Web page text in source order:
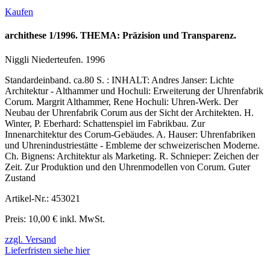
Kaufen
archithese 1/1996. THEMA: Präzision und Transparenz.
Niggli Niederteufen. 1996
Standardeinband. ca.80 S. : INHALT: Andres Janser: Lichte
Architektur - Althammer und Hochuli: Erweiterung der Uhrenfabrik
Corum. Margrit Althammer, Rene Hochuli: Uhren-Werk. Der
Neubau der Uhrenfabrik Corum aus der Sicht der Architekten. H.
Winter, P. Eberhard: Schattenspiel im Fabrikbau. Zur
Innenarchitektur des Corum-Gebäudes. A. Hauser: Uhrenfabriken
und Uhrenindustriestätte - Embleme der schweizerischen Moderne.
Ch. Bignens: Architektur als Marketing. R. Schnieper: Zeichen der
Zeit. Zur Produktion und den Uhrenmodellen von Corum. Guter
Zustand
Artikel-Nr.: 453021
Preis: 10,00 € inkl. MwSt.
zzgl. Versand
Lieferfristen siehe hier